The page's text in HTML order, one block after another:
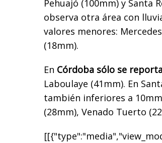
Pehuajó (100mm) y Santa
observa otra área con
valores menores:
(18mm).
En Córdoba sólo se
Laboulaye (41mm). En
también inferiores a
(28mm), Venado Tuerto